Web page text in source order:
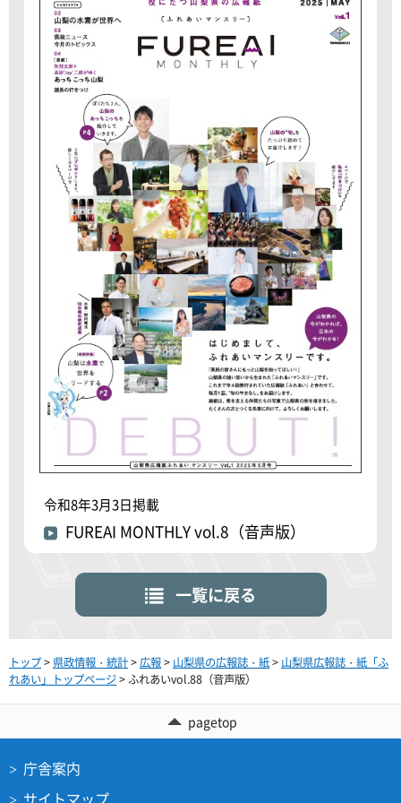
令和8年3月3日掲載
FUREAI MONTHLY vol.8（音声版）
一覧に戻る
トップ> 県政情報・統計>広報> 山梨県の広報誌・紙> 山梨県広報誌・紙「ふ
れあい」トップページ> ふれあいvol.88（音声版）
pagetop
庁舎案内